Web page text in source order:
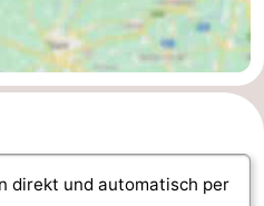
direkt und automatisch per